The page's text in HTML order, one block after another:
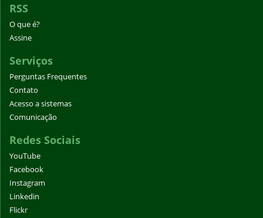
RSS
O que é?
Assine
Serviços
Perguntas Frequentes
Contato
Acesso a sistemas
Comunicação
Redes Sociais
YouTube
Facebook
Instagram
Linkedin
Flickr